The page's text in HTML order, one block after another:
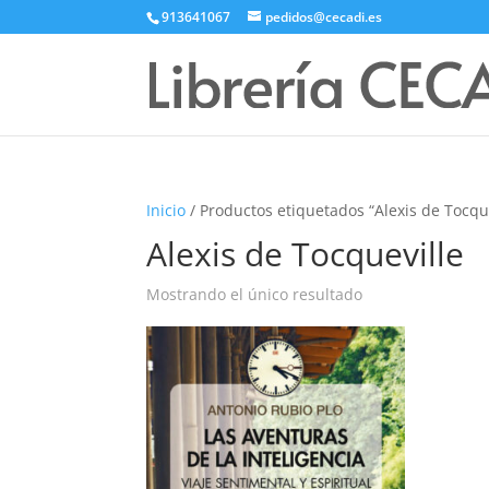
913641067 pedidos@cecadi.es
Inicio / Productos etiquetados “Alexis de
Alexis de Tocqueville
Mostrando el único resultado